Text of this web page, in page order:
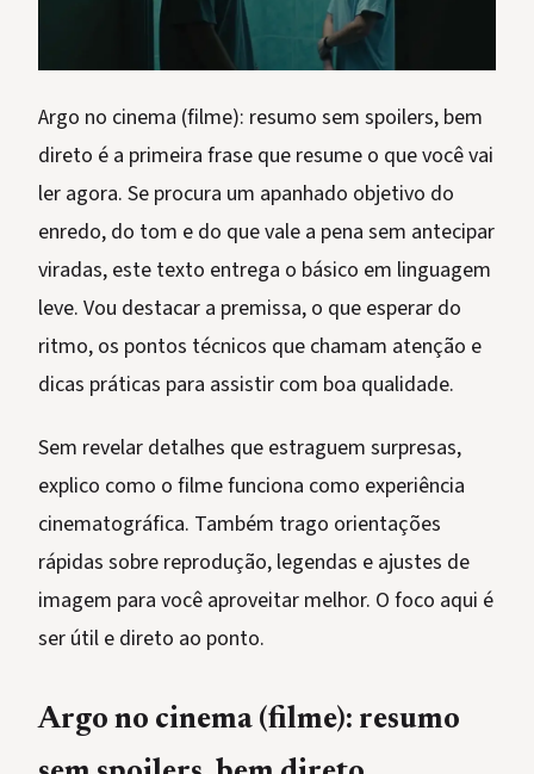
Argo no cinema (filme): resumo sem spoilers, bem
direto é a primeira frase que resume o que você vai
ler agora. Se procura um apanhado objetivo do
enredo, do tom e do que vale a pena sem antecipar
viradas, este texto entrega o básico em linguagem
leve. Vou destacar a premissa, o que esperar do
ritmo, os pontos técnicos que chamam atenção e
dicas práticas para assistir com boa qualidade.
Sem revelar detalhes que estraguem surpresas,
explico como o filme funciona como experiência
cinematográfica. Também trago orientações
rápidas sobre reprodução, legendas e ajustes de
imagem para você aproveitar melhor. O foco aqui é
ser útil e direto ao ponto.
Argo no cinema (filme): resumo